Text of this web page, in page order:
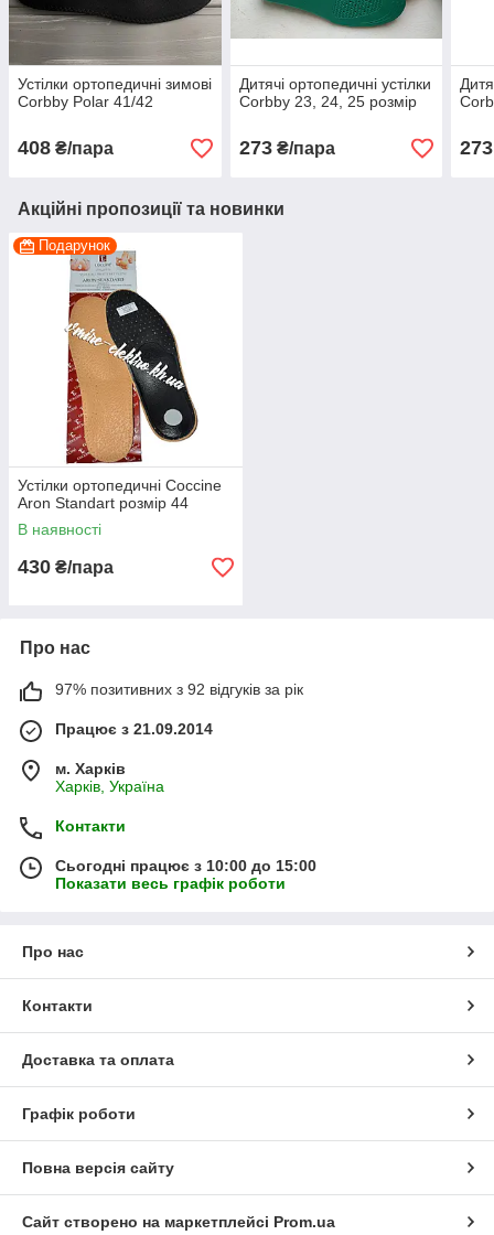
Устілки ортопедичні зимові
Corbby Polar 41/42
408 ₴/пара
Дитячі ортопедичні устілки
Corbby 23, 24, 25 розмір
273₴/пара 273
Акційні пропозиції та новинки
Подарунок
Устілки ортопедичні Coccine
Aron Standart розмір 44
В наявності
430 ₴/пара
Про нас
97% позитивних з 92 відгуків за рік
Працює з 21.09.2014
м. Харків
Харків, Україна
Контакти
Сьогодні працює з 10:00 до 15:00
Показати весь графік роботи
Про нас
Контакти
Доставка та оплата
Графік роботи
Повна версія сайту
Сайт створено на маркетплейсі Prom.ua